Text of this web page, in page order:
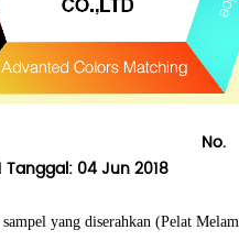
SGS:
No.
Tanggal: 04 Jun 2018
yang diserahkan (Pelat